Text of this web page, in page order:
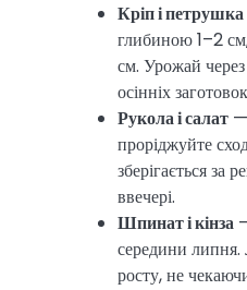
Кріп і петрушка
глибиною 1–2
см. Урожай
осінніх
Рукола і салат
проріджуйте
зберігається за
ввечері.
Шпинат і кінза
середини липня.
росту, не